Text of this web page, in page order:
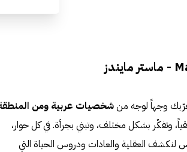
شخصيات عربية ومن
وتفكّر بشكل مختلف، وتبني بجرأة. في كل حوار،
العقلية والعادات ودروس الحياة التي